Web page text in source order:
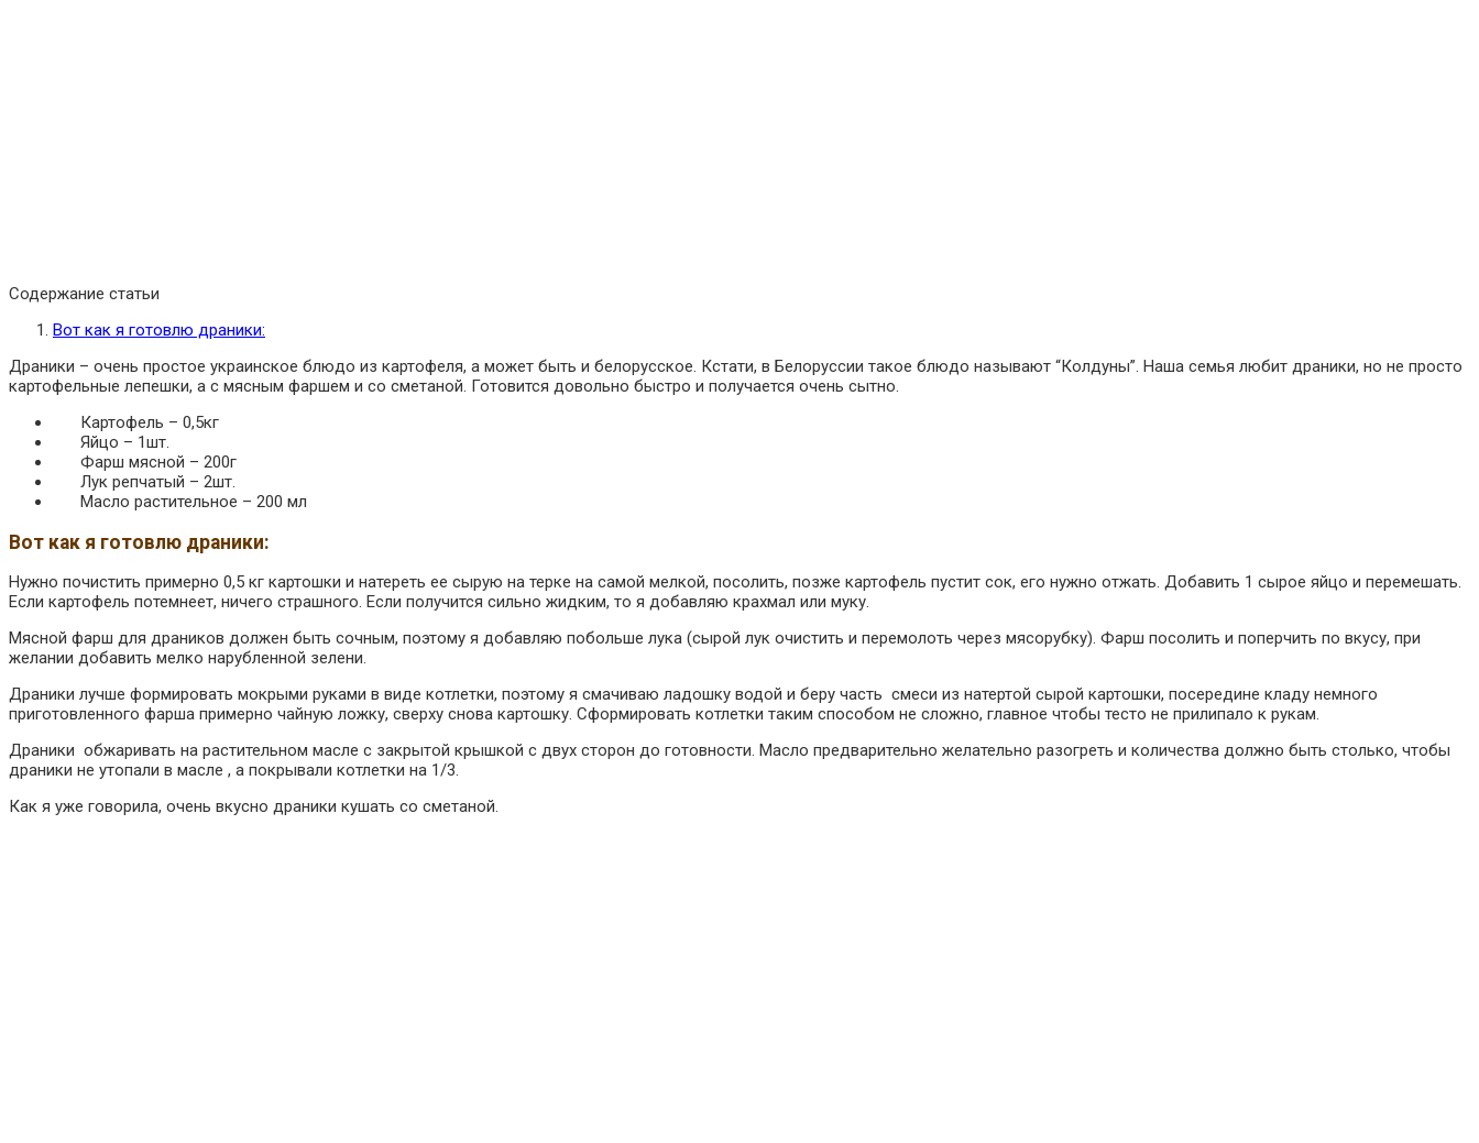
Содержание статьи
Вот как я готовлю драники:
Драники – очень простое украинское блюдо из картофеля, а может быть и белорусское. Кстати, в Белоруссии такое блюдо называют “Колдуны”. Наша семья любит драники, но не просто
картофельные лепешки, а с мясным фаршем и со сметаной. Готовится довольно быстро и получается очень сытно.
Картофель – 0,5кг
Яйцо – 1шт.
Фарш мясной – 200г
Лук репчатый – 2шт.
Масло растительное – 200 мл
Вот как я готовлю драники:
Нужно почистить примерно 0,5 кг картошки и натереть ее сырую на терке на самой мелкой, посолить, позже картофель пустит сок, его нужно отжать. Добавить 1 сырое яйцо и перемешать.
Если картофель потемнеет, ничего страшного. Если получится сильно жидким, то я добавляю крахмал или муку.
Мясной фарш для драников должен быть сочным, поэтому я добавляю побольше лука (сырой лук очистить и перемолоть через мясорубку). Фарш посолить и поперчить по вкусу, при
желании добавить мелко нарубленной зелени.
Драники лучше формировать мокрыми руками в виде котлетки, поэтому я смачиваю ладошку водой и беру часть смеси из натертой сырой картошки, посередине кладу немного
приготовленного фарша примерно чайную ложку, сверху снова картошку. Сформировать котлетки таким способом не сложно, главное чтобы тесто не прилипало к рукам.
Драники обжаривать на растительном масле с закрытой крышкой с двух сторон до готовности. Масло предварительно желательно разогреть и количества должно быть столько, чтобы
драники не утопали в масле , а покрывали котлетки на 1/3.
Как я уже говорила, очень вкусно драники кушать со сметаной.